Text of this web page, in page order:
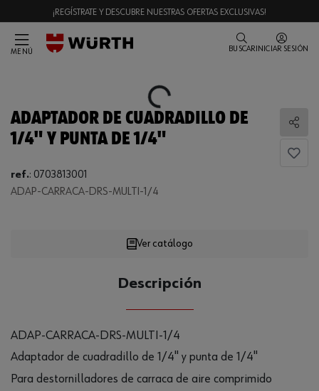
¡REGÍSTRATE Y DESCUBRE NUESTRAS OFERTAS EXCLUSIVAS!
MENÚ BUSCAR INICIAR SESIÓN
Loading...
ADAPTADOR DE CUADRADILLO DE
1/4" Y PUNTA DE 1/4"
ref.: 0703813001
ADAP-CARRACA-DRS-MULTI-1/4
Loading...Ver catálogo
Descripción
ADAP-CARRACA-DRS-MULTI-1/4
Adaptador de cuadradillo de 1/4" y punta de 1/4"
Para destornilladores de carraca de aire comprimido